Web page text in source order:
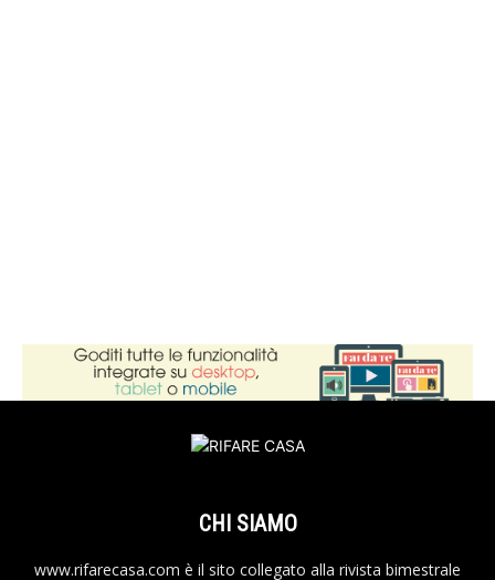
CHI SIAMO
www.rifarecasa.com è il sito collegato alla rivista bimestrale